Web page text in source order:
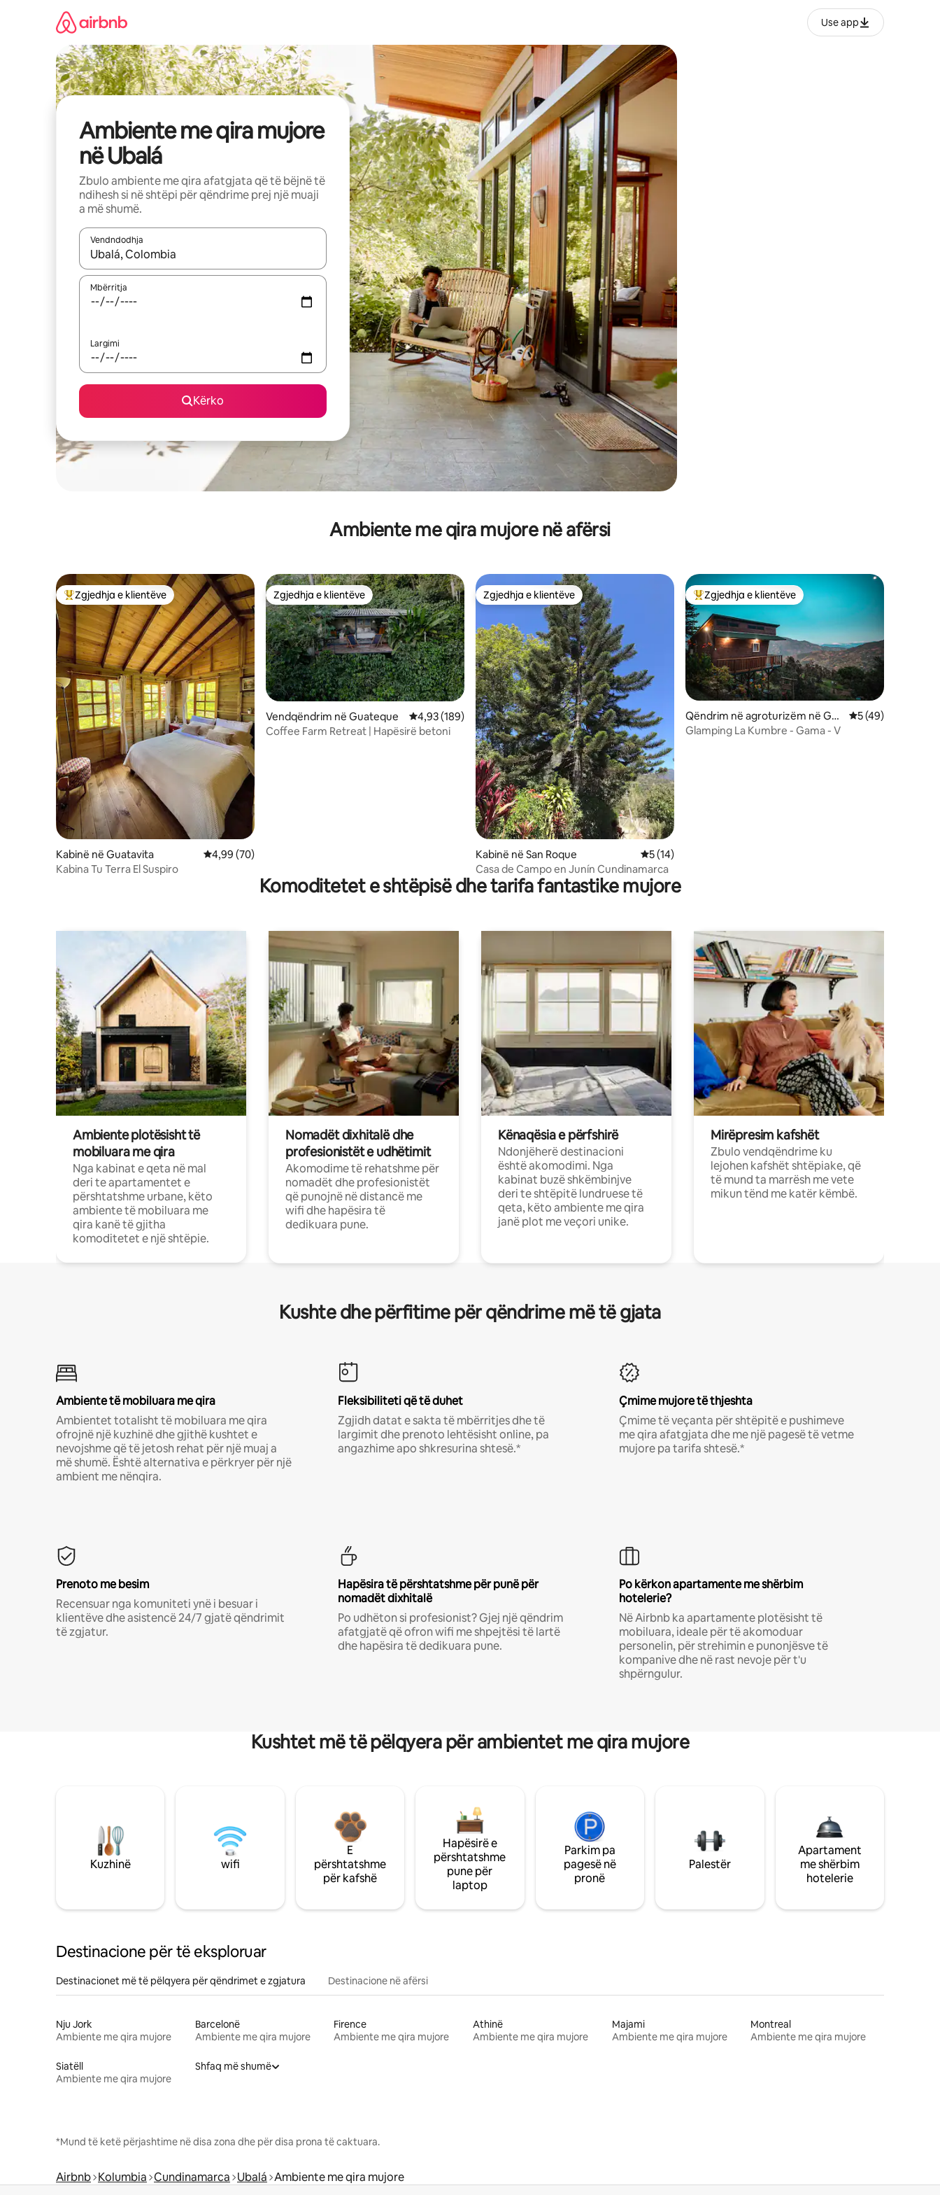
Use app
Ambiente me qira mujore
në Ubalá
Zbulo ambiente me qira afatgjata që të bëjnë të
ndihesh si në shtëpi për qëndrime prej një muaji
a më shumë.
Vendndodhja
Kur rezultatet të jenë të disponueshme, lëviz me butonat e shigjetave lart e poshtë ose eksploro duke prekur ose duke lëvizur ekranin.
Mbërritja
Largimi
Kërko
Ambiente me qira mujore në afërsi
Më të mirat e zgjedhjeve të klientëve
Zgjedhja e klientëve
Kabinë në Guatavita Vlerësimi mesatar 4,99 nga 5, 70 vlerësime
4,99 (70)
Kabina Tu Terra El Suspiro
Zgjedhja e klientëve
Zgjedhja e klientëve
Vendqëndrim në Guateque Vlerësimi mesatar 4,93 nga 5, 189 vlerësime
4,93 (189)
Coffee Farm Retreat | Hapësirë betoni
Zgjedhja e klientëve
Zgjedhja e klientëve
Kabinë në San Roque Vlerësimi mesatar 5 nga 5, 14 vlerësime
5 (14)
Casa de Campo en Junín Cundinamarca
Më të mirat e zgjedhjeve të klientëve
Zgjedhja e klientëve
Qëndrim në agroturizëm në Ga
ma
Vlerësimi mesatar
5 (49)
Glamping La Kumbre - Gama - V
Komoditetet e shtëpisë dhe tarifa fantastike mujore
Ambiente plotësisht të
mobiluara me qira
Nga kabinat e qeta në mal
deri te apartamentet e
përshtatshme urbane, këto
ambiente të mobiluara me
qira kanë të gjitha
komoditetet e një shtëpie.
Nomadët dixhitalë dhe
profesionistët e udhëtimit
Akomodime të rehatshme për
nomadët dhe profesionistët
që punojnë në distancë me
wifi dhe hapësira të
dedikuara pune.
Kënaqësia e përfshirë
Ndonjëherë destinacioni
është akomodimi. Nga
kabinat buzë shkëmbinjve
deri te shtëpitë lundruese të
qeta, këto ambiente me qira
janë plot me veçori unike.
Mirëpresim kafshët
Zbulo vendqëndrime ku
lejohen kafshët shtëpiake, që
të mund ta marrësh me vete
mikun tënd me katër këmbë.
Kushte dhe përfitime për qëndrime më të gjata
Ambiente të mobiluara me qira
Ambientet totalisht të mobiluara me qira
ofrojnë një kuzhinë dhe gjithë kushtet e
nevojshme që të jetosh rehat për një muaj a
më shumë. Është alternativa e përkryer për një
ambient me nënqira.
Fleksibiliteti që të duhet
Zgjidh datat e sakta të mbërritjes dhe të
largimit dhe prenoto lehtësisht online, pa
angazhime apo shkresurina shtesë.*
Çmime mujore të thjeshta
Çmime të veçanta për shtëpitë e pushimeve
me qira afatgjata dhe me një pagesë të vetme
mujore pa tarifa shtesë.*
Prenoto me besim
Recensuar nga komuniteti ynë i besuar i
klientëve dhe asistencë 24/7 gjatë qëndrimit
të zgjatur.
Hapësira të përshtatshme për punë për
nomadët dixhitalë
Po udhëton si profesionist? Gjej një qëndrim
afatgjatë që ofron wifi me shpejtësi të lartë
dhe hapësira të dedikuara pune.
Po kërkon apartamente me shërbim
hotelerie?
Në Airbnb ka apartamente plotësisht të
mobiluara, ideale për të akomoduar
personelin, për strehimin e punonjësve të
kompanive dhe në rast nevoje për t'u
shpërngulur.
Kushtet më të pëlqyera për ambientet me qira mujore
Kuzhinë wifi
E
përshtatshme
për kafshë
Hapësirë e
përshtatshme
pune për
laptop
Parkim pa
pagesë në
pronë
Palestër
Apartament
me shërbim
hotelerie
Destinacione për të eksploruar
Destinacionet më të pëlqyera për qëndrimet e zgjatura Destinacione në afërsi
Nju Jork
Ambiente me qira mujore
Barcelonë
Ambiente me qira mujore
Firence
Ambiente me qira mujore
Athinë
Ambiente me qira mujore
Majami
Ambiente me qira mujore
Montreal
Ambiente me qira mujore
Siatëll
Ambiente me qira mujore
Shfaq më shumë
*Mund të ketë përjashtime në disa zona dhe për disa prona të caktuara.
Airbnb Kolumbia Cundinamarca Ubalá Ambiente me qira mujore